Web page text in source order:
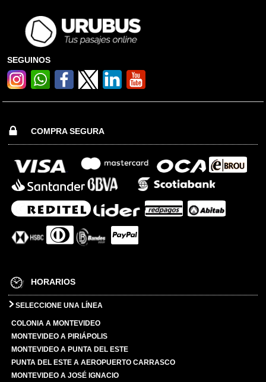
SEGUINOS
COMPRA SEGURA
HORARIOS
SELECCIONE UNA LÍNEA
COLONIA A MONTEVIDEO
MONTEVIDEO A PIRIÁPOLIS
MONTEVIDEO A PUNTA DEL ESTE
PUNTA DEL ESTE A AEROPUERTO CARRASCO
MONTEVIDEO A JOSÉ IGNACIO